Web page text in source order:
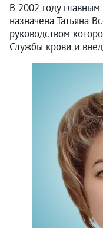
В 2002 году
назначена Татьяна
руководством
Службы крови и